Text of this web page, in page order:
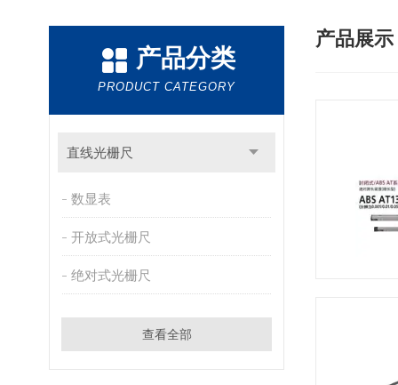
产品分类
PRODUCT CATEGORY
直线光栅尺
数显表
开放式光栅尺
绝对式光栅尺
查看全部
产品展示